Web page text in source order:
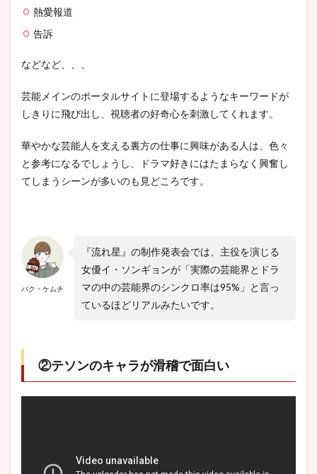
熱愛報道
告訴
などなど、、、
芸能メインのポータルサイトに登場するようなキーワードが
しきりに飛び出し、視聴者の好奇心を刺激してくれます。
華やかな芸能人を支える裏方の仕事に興味がある人は、色々
と参考になるでしょうし、ドラマ好きにはたまらなく興奮し
てしまうシーンが多いのも見どころです。
パク・ケムチ
『流れ星』の制作発表会では、主役を演じる
女優イ・ソンギョンが「実際の芸能界とドラ
マの中の芸能界のシンクロ率は95%」と言っ
ているほどリアルみたいです。
②テソンのキャラが滑稽で面白い